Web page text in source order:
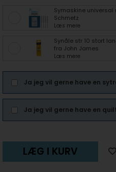
Symaskine
Schmetz
Læs mere
Synåle str 10 stort
fra John James
Læs mere
Ja jeg vil gerne have en
Ja jeg vil gerne have en
LÆG I KURV